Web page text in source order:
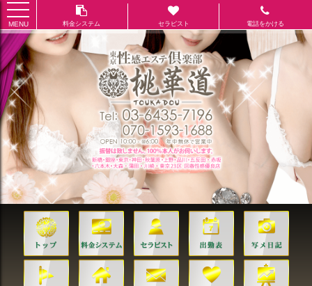
toggle
navigation
MENU 料金システム セラピスト 電話をかける